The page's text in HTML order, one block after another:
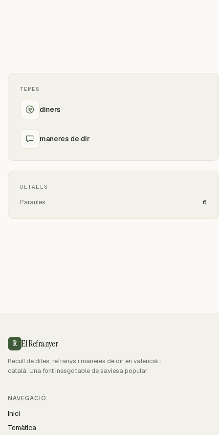
TEMES
diners
maneres de dir
DETALLS
Paraules 6
R El Refranyer
Recull de dites, refranys i maneres de dir en valencià i
català. Una font inesgotable de saviesa popular.
NAVEGACIÓ
Inici
Temàtica